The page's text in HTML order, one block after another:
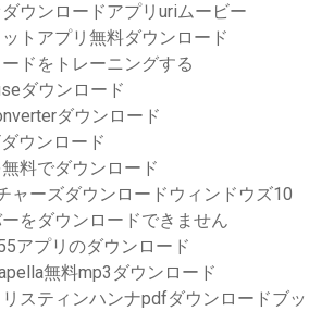
ウンロードアプリuriムービー
トアプリ無料ダウンロード
ドをトレーニングする
ダウンロード
ダウンロード
ウンロード
料でダウンロード
ャーズダウンロードウィンドウズ10
をダウンロードできません
アプリのダウンロード
無料mp3ダウンロード
スティンハンナpdfダウンロードブッ